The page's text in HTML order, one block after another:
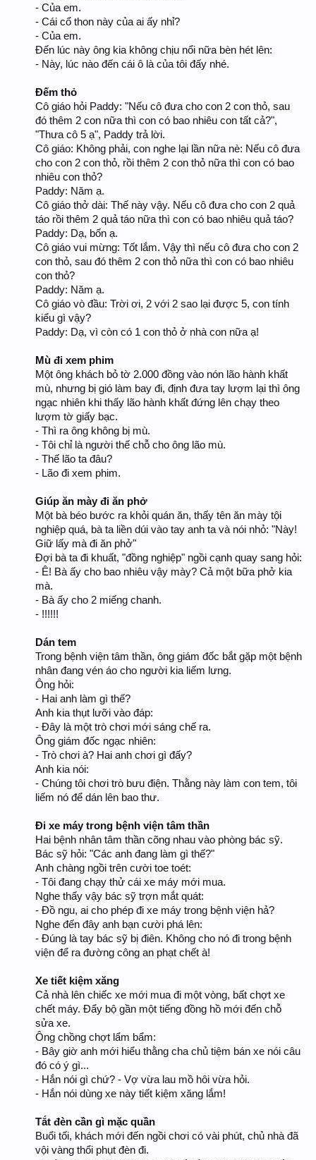
- Của em.
- Cái cổ thon này của ai ấy nhỉ?
- Của em.
Đến lúc này ông kia không chịu nổi nữa bèn hét lên:
- Này, lúc nào đến cái ô là của tôi đấy nhé.
Đếm thỏ
Cô giáo hỏi Paddy: "Nếu cô đưa cho con 2 con thỏ, sau
đó thêm 2 con nữa thì con có bao nhiêu con tất cả?",
"Thưa cô 5 ạ", Paddy trả lời.
Cô giáo: Không phải, con nghe lại lần nữa nè: Nếu cô đưa
cho con 2 con thỏ, rồi thêm 2 con thỏ nữa thì con có bao
nhiêu con thỏ?
Paddy: Năm ạ.
Cô giáo thở dài: Thế này vậy. Nếu cô đưa cho con 2 quả
táo rồi thêm 2 quả táo nữa thì con có bao nhiêu quả táo?
Paddy: Dạ, bốn ạ.
Cô giáo vui mừng: Tốt lắm. Vậy thì nếu cô đưa cho con 2
con thỏ, sau đó thêm 2 con thỏ nữa thì con có bao nhiêu
con thỏ?
Paddy: Năm ạ.
Cô giáo vò đầu: Trời ơi, 2 với 2 sao lại được 5, con tính
kiểu gì vậy?
Paddy: Dạ, vì còn có 1 con thỏ ở nhà con nữa ạ!
Mù đi xem phim
Một ông khách bỏ tờ 2.000 đồng vào nón lão hành khất
mù, nhưng bị gió làm bay đi, định đưa tay lượm lại thì ông
ngạc nhiên khi thấy lão hành khất đứng lên chạy theo
lượm tờ giấy bạc.
- Thì ra ông không bị mù.
- Tôi chỉ là người thế chỗ cho ông lão mù.
- Thế lão ta đâu?
- Lão đi xem phim.
Giúp ăn mày đi ăn phở
Một bà béo bước ra khỏi quán ăn, thấy tên ăn mày tội
nghiệp quá, bà ta liền dúi vào tay anh ta và nói nhỏ: "Này!
Giữ lấy mà đi ăn phở"
Đợi bà ta đi khuất, "đồng nghiệp" ngồi cạnh quay sang hỏi:
- Ê! Bà ấy cho bao nhiêu vậy mày? Cả một bữa phở kia
mà.
- Bà ấy cho 2 miếng chanh.
- !!!!!!
Dán tem
Trong bệnh viện tâm thần, ông giám đốc bắt gặp một bệnh
nhân đang vén áo cho người kia liếm lưng.
Ông hỏi:
- Hai anh làm gì thế?
Anh kia thụt lưỡi vào đáp:
- Đây là một trò chơi mới sáng chế ra.
Ông giám đốc ngạc nhiên:
- Trò chơi à? Hai anh chơi gì đấy?
Anh kia nói:
- Chúng tôi chơi trò bưu điện. Thằng này làm con tem, tôi
liếm nó để dán lên bao thư.
Đi xe máy trong bệnh viện tâm thần
Hai bệnh nhân tâm thần cõng nhau vào phòng bác sỹ.
Bác sỹ hỏi: "Các anh đang làm gì thế?"
Anh chàng ngồi trên cười toe toét:
- Tôi đang chạy thử cái xe máy mới mua.
Nghe thấy vậy bác sỹ trợn mắt quát:
- Đồ ngu, ai cho phép đi xe máy trong bệnh viện hả?
Nghe đến đây anh bạn cười phá lên:
- Đúng là tay bác sỹ bị điên. Không cho nó đi trong bệnh
viện để ra đường công an phạt chết à!
Xe tiết kiệm xăng
Cả nhà lên chiếc xe mới mua đi một vòng, bất chợt xe
chết máy. Đẩy bộ gần một tiếng đồng hồ mới đến chỗ
sửa xe.
Ông chồng chợt lẩm bẩm:
- Bây giờ anh mới hiểu thằng cha chủ tiệm bán xe nói câu
đó có ý gì...
- Hắn nói gì chứ? - Vợ vừa lau mồ hôi vừa hỏi.
- Hắn nói dùng xe này tiết kiệm xăng lắm!
Tắt đèn cần gì mặc quần
Buổi tối, khách mới đến ngồi chơi có vài phút, chủ nhà đã
vội vàng thổi phụt đèn đi.